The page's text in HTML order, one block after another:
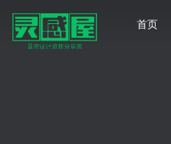
首页